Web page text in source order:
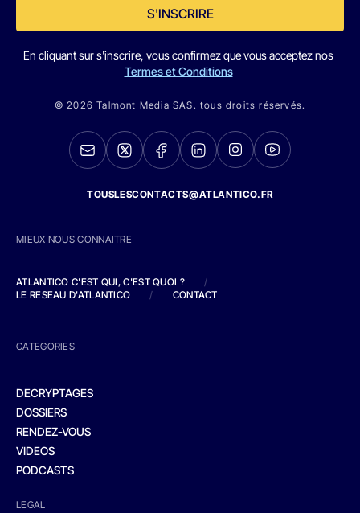
S'INSCRIRE
En cliquant sur s'inscrire, vous confirmez que vous acceptez nos
Termes et Conditions
© 2026 Talmont Media SAS. tous droits réservés.
TOUSLESCONTACTS@ATLANTICO.FR
MIEUX NOUS CONNAITRE
ATLANTICO C'EST QUI, C'EST QUOI ?
/
LE RESEAU D'ATLANTICO
/ CONTACT
CATEGORIES
DECRYPTAGES
DOSSIERS
RENDEZ-VOUS
VIDEOS
PODCASTS
LEGAL